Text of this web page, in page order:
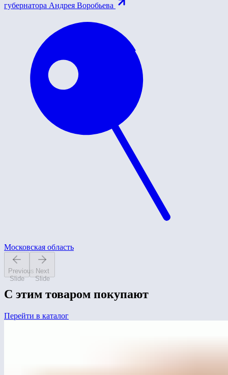
губернатора Андрея Воробьева
Московская область
Previous
Slide
Next
Slide
С этим товаром покупают
Перейти в каталог